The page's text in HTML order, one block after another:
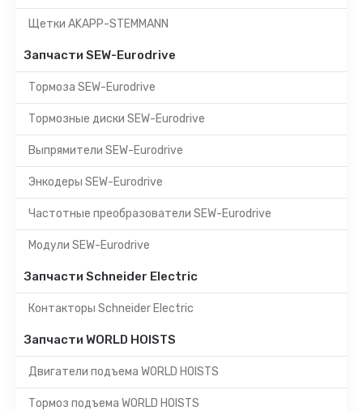
Щетки AKAPP-STEMMANN
Запчасти SEW-Eurodrive
Тормоза SEW-Eurodrive
Тормозные диски SEW-Eurodrive
Выпрямители SEW-Eurodrive
Энкодеры SEW-Eurodrive
Частотные преобразователи SEW-Eurodrive
Модули SEW-Eurodrive
Запчасти Schneider Electric
Контакторы Schneider Electric
Запчасти WORLD HOISTS
Двигатели подъема WORLD HOISTS
Тормоз подъема WORLD HOISTS